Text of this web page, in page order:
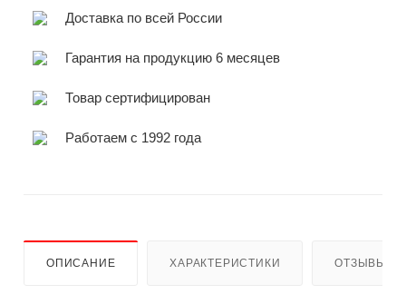
Доставка по всей России
Гарантия на продукцию 6 месяцев
Товар сертифицирован
Работаем с 1992 года
ОПИСАНИЕ ХАРАКТЕРИСТИКИ ОТЗЫВЫ